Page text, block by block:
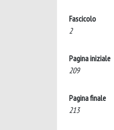
Fascicolo
2
Pagina iniziale
209
Pagina finale
213